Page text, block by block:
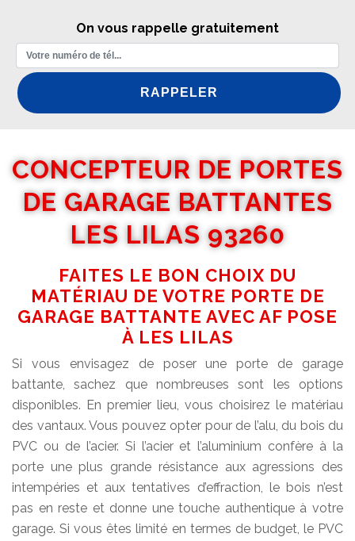
On vous rappelle gratuitement
CONCEPTEUR DE PORTES
DE GARAGE BATTANTES
LES LILAS 93260
FAITES LE BON CHOIX DU
MATÉRIAU DE VOTRE PORTE DE
GARAGE BATTANTE AVEC AF POSE
À LES LILAS
Si vous envisagez de poser une porte de garage
battante, sachez que nombreuses sont les options
disponibles. En premier lieu, vous choisirez le matériau
des vantaux. Vous pouvez opter pour de l’alu, du bois du
PVC ou de l’acier. Si l’acier et l’aluminium confère à la
porte une plus grande résistance aux agressions des
intempéries et aux tentatives d’effraction, le bois n’est
pas en reste et donne une touche authentique à votre
garage. Si vous êtes limité en termes de budget, le PVC